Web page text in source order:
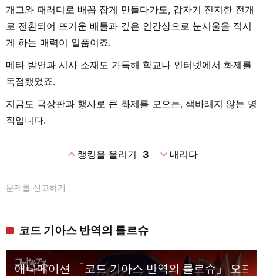
개그와 패러디로 배꼽 잡게 만들다가도, 갑자기 진지한 전개
로 전환되어 뜨거운 배틀과 깊은 인간상으로 눈시울을 적시
게 하는 매력이 일품이죠.
메타 발언과 시사 소재도 가득해 학교나 인터넷에서 화제를
독점했었죠.
지금도 극장판과 행사로 큰 화제를 모으는, 색바래지 않는 명
작입니다.
expand_less랭킹을 올리기 3 expand_more내리다
문제를 신고하기
코드 기아스 반역의 를르슈
애니메이션 「코드 기아스 반역의 를르슈」 오프